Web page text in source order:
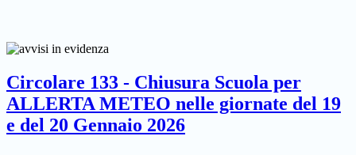
Circolare 133 - Chiusura Scuola per
ALLERTA METEO nelle giornate del 19
e del 20 Gennaio 2026